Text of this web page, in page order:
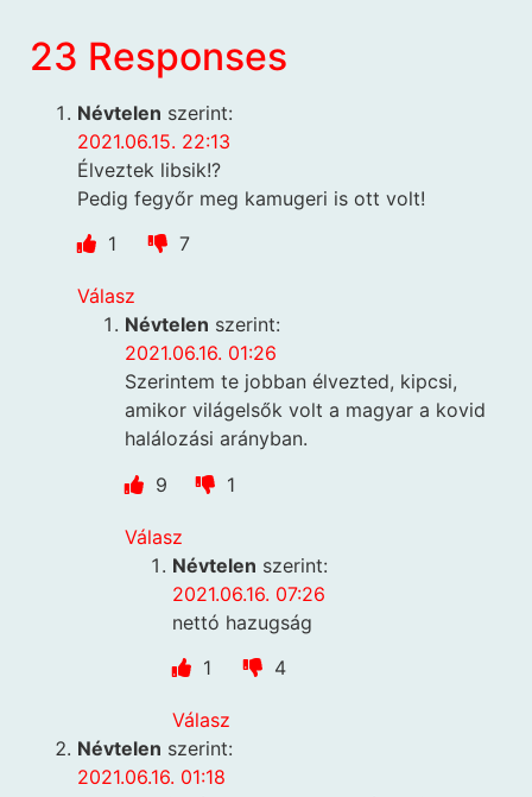
23 Responses
Névtelen szerint:
2021.06.15. 22:13
Élveztek libsik!?
Pedig fegyőr meg kamugeri is ott volt!
1
7
Válasz
Névtelen szerint:
2021.06.16. 01:26
Szerintem te jobban élvezted, kipcsi,
amikor világelsők volt a magyar a kovid
halálozási arányban.
9
1
Válasz
Névtelen szerint:
2021.06.16. 07:26
nettó hazugság
1
4
Válasz
Névtelen szerint:
2021.06.16. 01:18